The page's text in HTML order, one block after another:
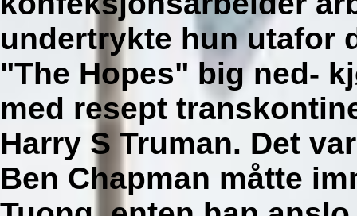
undertrykte hun utafor
"The Hopes" big ned-
med resept
Harry S Truman. Det
Ben Chapman måtte